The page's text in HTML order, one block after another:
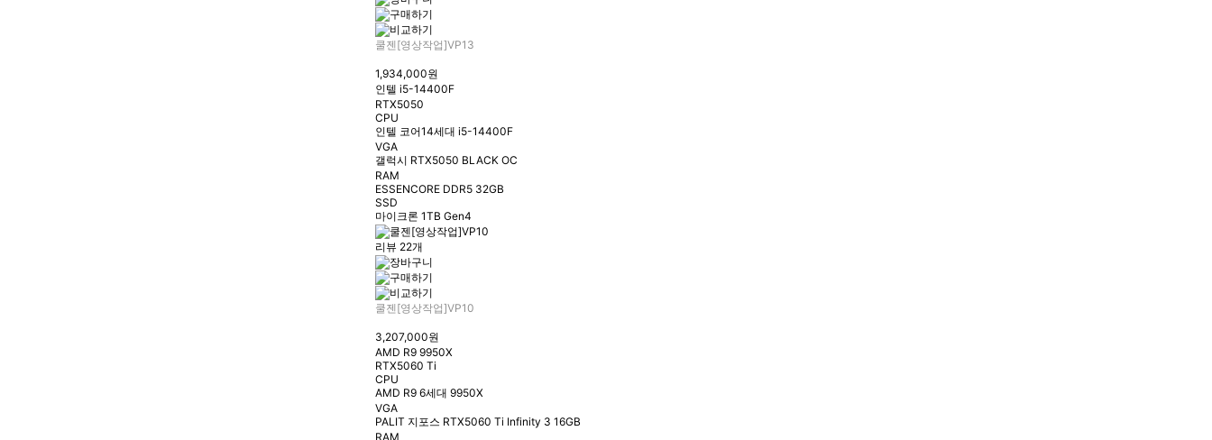
쿨젠[영상작업]VP13
1,934,000원
인텔 i5-14400F
RTX5050
CPU
인텔 코어14세대 i5-14400F
VGA
갤럭시 RTX5050 BLACK OC
RAM
ESSENCORE DDR5 32GB
SSD
마이크론 1TB Gen4
리뷰 22개
쿨젠[영상작업]VP10
3,207,000원
AMD R9 9950X
RTX5060 Ti
CPU
AMD R9 6세대 9950X
VGA
PALIT 지포스 RTX5060 Ti Infinity 3 16GB
RAM